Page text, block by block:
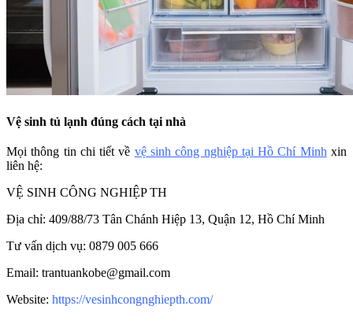
Vệ sinh tủ lạnh đúng cách tại nhà
Mọi thông tin chi tiết về vệ sinh công nghiệp tại Hồ Chí Minh xin
liên hệ:
VỆ SINH CÔNG NGHIỆP TH
Địa chỉ: 409/88/73 Tân Chánh Hiệp 13, Quận 12, Hồ Chí Minh
Tư vấn dịch vụ: 0879 005 666
Email: trantuankobe@gmail.com
Website: https://vesinhcongnghiepth.com/